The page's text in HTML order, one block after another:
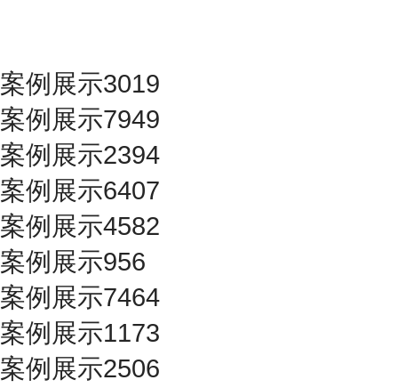
案例展示3019
案例展示7949
案例展示2394
案例展示6407
案例展示4582
案例展示956
案例展示7464
案例展示1173
案例展示2506